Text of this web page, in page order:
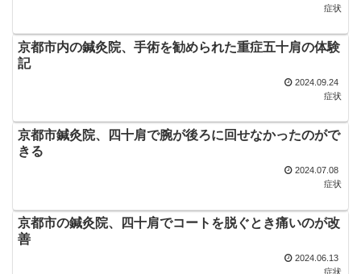
症状
京都市内の鍼灸院、手術を勧められた重症五十肩の体験
記
2024.09.24
症状
京都市鍼灸院、四十肩で腕が後ろに回せなかったのがで
きる
2024.07.08
症状
京都市の鍼灸院、四十肩でコートを脱ぐとき痛いのが改
善
2024.06.13
症状